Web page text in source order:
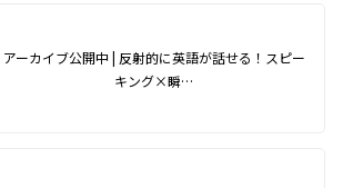
アーカイブ公開中 | 反射的に英語が話せる！スピー
キング×瞬…